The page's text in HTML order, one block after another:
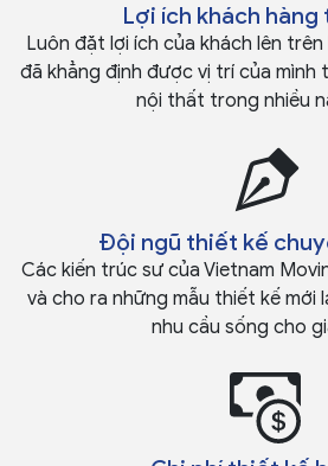
Lợi ích khách
Luôn đặt lợi ích của khách lên
đã khẳng định được vị trí của mình
nội thất trong nhiều
Đội ngũ thiết kế
Các kiến trúc sư của Vietnam
và cho ra những mẫu thiết kế mới
nhu cầu sống cho